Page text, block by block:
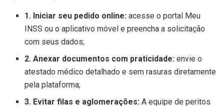
1. Iniciar seu pedido online: acesse o portal Meu
INSS ou o aplicativo móvel e preencha a solicitação
com seus dados;
2. Anexar documentos com praticidade: envie o
atestado médico detalhado e sem rasuras diretamente
pela plataforma;
3. Evitar filas e aglomerações: A equipe de peritos